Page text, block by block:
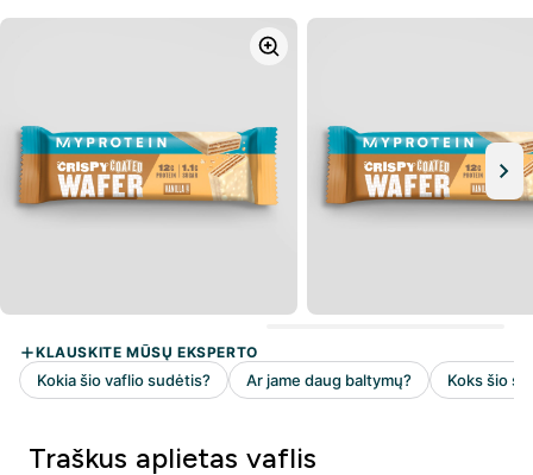
Traškus aplietas vaflis